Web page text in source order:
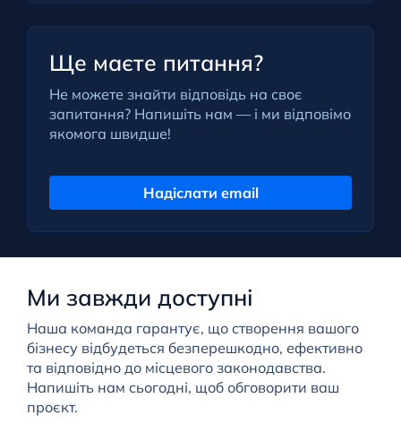
Ще маєте питання?
Не можете знайти відповідь на своє
запитання? Напишіть нам — і ми відповімо
якомога швидше!
Надіслати email
Ми завжди доступні
Наша команда гарантує, що створення вашого
бізнесу відбудеться безперешкодно, ефективно
та відповідно до місцевого законодавства.
Напишіть нам сьогодні, щоб обговорити ваш
проєкт.